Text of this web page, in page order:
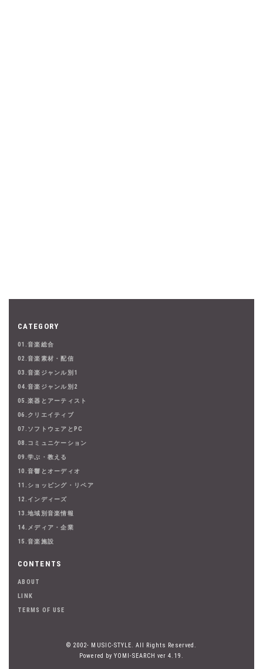
CATEGORY
01.音楽総合
02.音楽素材・配信
03.音楽ジャンル別1
04.音楽ジャンル別2
05.楽器とアーティスト
06.クリエイティブ
07.ソフトウェアとPC
08.コミュニケーション
09.学ぶ・教える
10.音響とオーディオ
11.ショッピング・リペア
12.インディーズ
13.地域別音楽情報
14.メディア・企業
15.音楽施設
CONTENTS
ABOUT
LINK
TERMS OF USE
© 2002- MUSIC-STYLE. All Rights Reserved.
Powered by YOMI-SEARCH ver 4.19.